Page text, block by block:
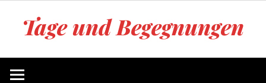
Tage und Begegnungen
von